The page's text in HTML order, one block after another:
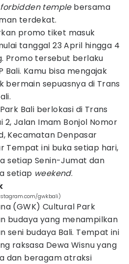
forbidden templebersama
terdekat.
promo tiket masuk
tanggal 23 April hingga 4
Promo tersebut berlaku
Bali. Kamu bisa mengajak
sepuasnya di Trans
Bali berlokasi di Trans
2, Jalan Imam Bonjol Nomor
Kecamatan Denpasar
Tempat ini buka setiap hari,
setiap Senin-Jumat dan
setiap weekend.
gwkbali)
(GWK) Cultural Park
budaya yang menampilkan
seni budaya Bali. Tempat ini
raksasa Dewa Wisnu yang
dan beragam atraksi